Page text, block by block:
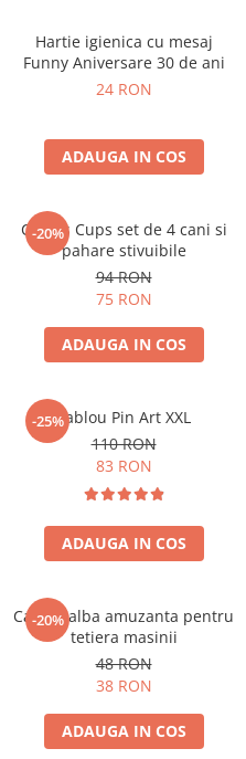
Hartie igienica cu mesaj
Funny Aniversare 30 de ani
24 RON
ADAUGA IN COS
-20%
Cactus Cups set de 4 cani si
pahare stivuibile
94 RON
75 RON
ADAUGA IN COS
-25%Tablou Pin Art XXL
110 RON
83 RON
ADAUGA IN COS
-20%
Cagula alba amuzanta pentru
tetiera masinii
48 RON
38 RON
ADAUGA IN COS